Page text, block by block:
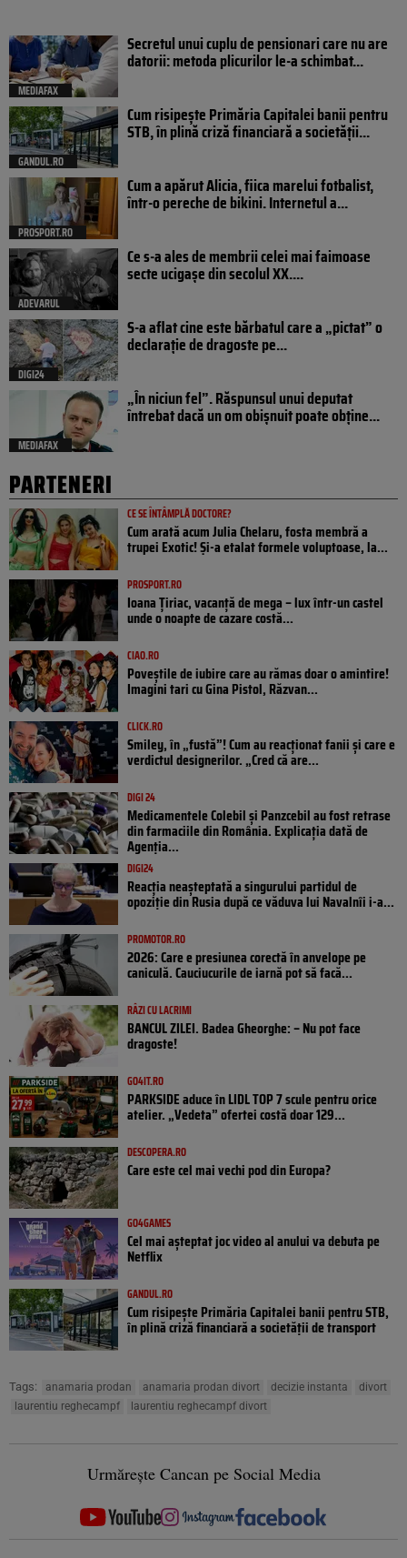
MEDIAFAX
Secretul unui cuplu de pensionari care nu are
datorii: metoda plicurilor le-a schimbat...
GANDUL.RO
Cum risipește Primăria Capitalei banii pentru
STB, în plină criză financiară a societății...
PROSPORT.RO
Cum a apărut Alicia, fiica marelui fotbalist,
într-o pereche de bikini. Internetul a...
ADEVARUL
Ce s-a ales de membrii celei mai faimoase
secte ucigașe din secolul XX....
DIGI24
S-a aflat cine este bărbatul care a „pictat” o
declarație de dragoste pe...
MEDIAFAX
„În niciun fel”. Răspunsul unui deputat
întrebat dacă un om obișnuit poate obține...
PARTENERI
CE SE ÎNTÂMPLĂ DOCTORE?
Cum arată acum Julia Chelaru, fosta membră a
trupei Exotic! Și-a etalat formele voluptoase, la...
PROSPORT.RO
Ioana Țiriac, vacanță de mega – lux într-un castel
unde o noapte de cazare costă...
CIAO.RO
Poveştile de iubire care au rămas doar o amintire!
Imagini tari cu Gina Pistol, Răzvan...
CLICK.RO
Smiley, în „fustă”! Cum au reacționat fanii și care e
verdictul designerilor. „Cred că are...
DIGI 24
Medicamentele Colebil și Panzcebil au fost retrase
din farmaciile din România. Explicația dată de
Agenția...
DIGI24
Reacția neașteptată a singurului partidul de
opoziţie din Rusia după ce văduva lui Navalnîi i-a...
PROMOTOR.RO
2026: Care e presiunea corectă în anvelope pe
caniculă. Cauciucurile de iarnă pot să facă...
RÂZI CU LACRIMI
BANCUL ZILEI. Badea Gheorghe: – Nu pot face
dragoste!
GO4IT.RO
PARKSIDE aduce în LIDL TOP 7 scule pentru orice
atelier. „Vedeta” ofertei costă doar 129...
DESCOPERA.RO
Care este cel mai vechi pod din Europa?
GO4GAMES
Cel mai așteptat joc video al anului va debuta pe
Netflix
GANDUL.RO
Cum risipește Primăria Capitalei banii pentru STB,
în plină criză financiară a societății de transport
Tags: anamaria prodan anamaria prodan divort decizie instanta
divort
laurentiu reghecampf
laurentiu reghecampf divort
Urmărește Cancan pe Social Media